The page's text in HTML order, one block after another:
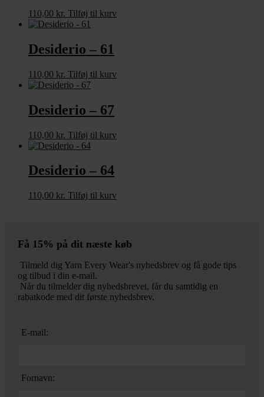
110,00 kr. Tilføj til kurv
Desiderio – 61
110,00 kr. Tilføj til kurv
Desiderio – 67
110,00 kr. Tilføj til kurv
Desiderio – 64
110,00 kr. Tilføj til kurv
Få 15% på dit næste køb
Tilmeld dig Yarn Every Wear's nyhedsbrev og få gode tips
og tilbud i din e-mail.
Når du tilmelder dig nyhedsbrevet, får du samtidig en
rabatkode med dit første nyhedsbrev.
E-mail:
Fornavn: